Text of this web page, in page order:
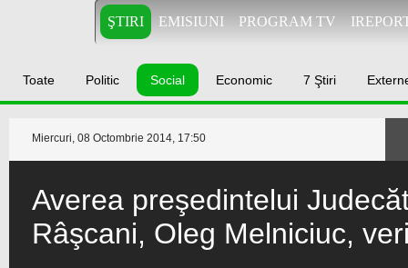
ŞTIRI EMISIUNI PROGRAM TV
Toate Politic Social Economic 7 Ştiri
Miercuri, 08 Octombrie 2014, 17:50
Averea preşedintelui
Râşcani, Oleg Melniciuc,